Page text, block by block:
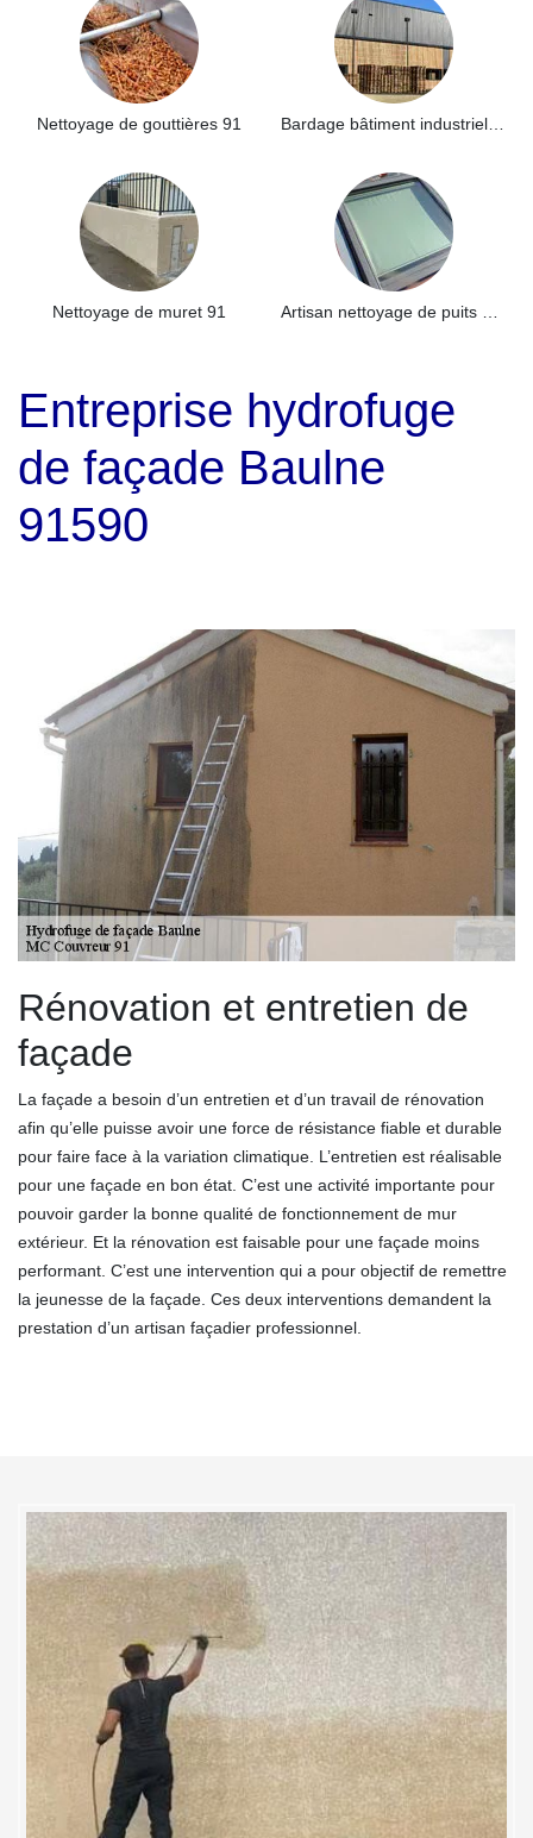
Nettoyage de gouttières 91
Nettoyage de muret 91
Entreprise hydrofuge
de façade Baulne
91590
Rénovation et entretien de
façade
La façade a besoin d’un entretien et d’un travail de rénovation
afin qu’elle puisse avoir une force de résistance fiable et durable
pour faire face à la variation climatique. L’entretien est réalisable
pour une façade en bon état. C’est une activité importante pour
pouvoir garder la bonne qualité de fonctionnement de mur
extérieur. Et la rénovation est faisable pour une façade moins
performant. C’est une intervention qui a pour objectif de remettre
la jeunesse de la façade. Ces deux interventions demandent la
prestation d’un artisan façadier professionnel.